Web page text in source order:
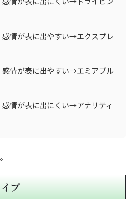
感情が表に出やすい→エクスプレ
感情が表に出やすい→エミアブル
感情が表に出にくい→アナリティ
プ